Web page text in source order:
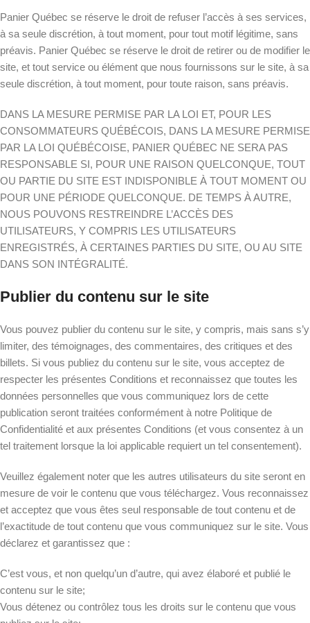
Panier Québec se réserve le droit de refuser l’accès à ses services,
à sa seule discrétion, à tout moment, pour tout motif légitime, sans
préavis. Panier Québec se réserve le droit de retirer ou de modifier le
site, et tout service ou élément que nous fournissons sur le site, à sa
seule discrétion, à tout moment, pour toute raison, sans préavis.
DANS LA MESURE PERMISE PAR LA LOI ET, POUR LES
CONSOMMATEURS QUÉBÉCOIS, DANS LA MESURE PERMISE
PAR LA LOI QUÉBÉCOISE, PANIER QUÉBEC NE SERA PAS
RESPONSABLE SI, POUR UNE RAISON QUELCONQUE, TOUT
OU PARTIE DU SITE EST INDISPONIBLE À TOUT MOMENT OU
POUR UNE PÉRIODE QUELCONQUE. DE TEMPS À AUTRE,
NOUS POUVONS RESTREINDRE L’ACCÈS DES
UTILISATEURS, Y COMPRIS LES UTILISATEURS
ENREGISTRÉS, À CERTAINES PARTIES DU SITE, OU AU SITE
DANS SON INTÉGRALITÉ.
Publier du contenu sur le site
Vous pouvez publier du contenu sur le site, y compris, mais sans s’y
limiter, des témoignages, des commentaires, des critiques et des
billets. Si vous publiez du contenu sur le site, vous acceptez de
respecter les présentes Conditions et reconnaissez que toutes les
données personnelles que vous communiquez lors de cette
publication seront traitées conformément à notre Politique de
Confidentialité et aux présentes Conditions (et vous consentez à un
tel traitement lorsque la loi applicable requiert un tel consentement).
Veuillez également noter que les autres utilisateurs du site seront en
mesure de voir le contenu que vous téléchargez. Vous reconnaissez
et acceptez que vous êtes seul responsable de tout contenu et de
l’exactitude de tout contenu que vous communiquez sur le site. Vous
déclarez et garantissez que :
C’est vous, et non quelqu’un d’autre, qui avez élaboré et publié le
contenu sur le site;
Vous détenez ou contrôlez tous les droits sur le contenu que vous